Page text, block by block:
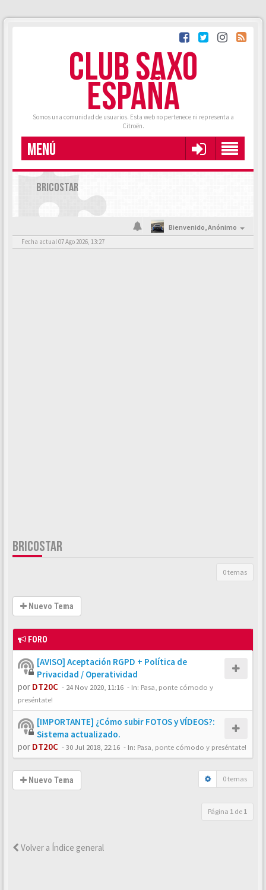
CLUB SAXO
ESPAÑA
Somos una comunidad de usuarios. Esta web no pertenece ni representa a
Citroën.
MENÚ
BRICOSTAR
Bienvenido,Anónimo
Fecha actual 07 Ago 2026, 13:27
BRICOSTAR
0 temas
Nuevo Tema
FORO
[AVISO] Aceptación RGPD + Política de
Privacidad / Operatividad
por DT20C - 24 Nov 2020, 11:16 - In: Pasa, ponte cómodo y
preséntate!
[IMPORTANTE] ¿Cómo subir FOTOS y VÍDEOS?:
Sistema actualizado.
por DT20C -30 Jul 2018, 22:16 - In: Pasa, ponte cómodo y preséntate!
Nuevo Tema 0 temas
Página 1 de 1
Volver a Índice general